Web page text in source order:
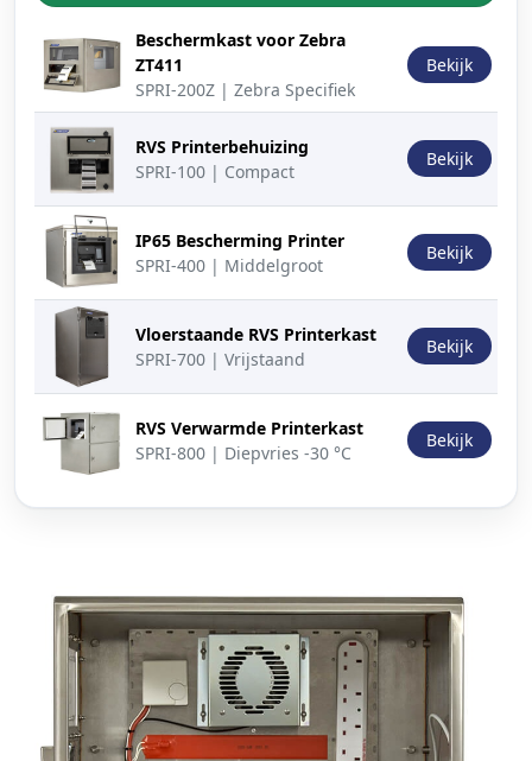
Productafbeelding Beschrijving Actie
Beschermkast voor Zebra
ZT411
SPRI-200Z | Zebra Specifiek
Bekijk
RVS Printerbehuizing
SPRI-100 | Compact
Bekijk
IP65 Bescherming Printer
SPRI-400 | Middelgroot
Bekijk
Vloerstaande RVS Printerkast
SPRI-700 | Vrijstaand
Bekijk
RVS Verwarmde Printerkast
SPRI-800 | Diepvries -30 °C
Bekijk